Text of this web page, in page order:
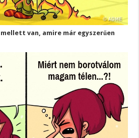
van, amire már egyszerűen